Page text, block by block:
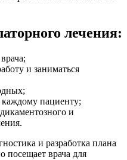
лечения:
и заниматься
пациенту;
и
и разработка плана
посещает врача для